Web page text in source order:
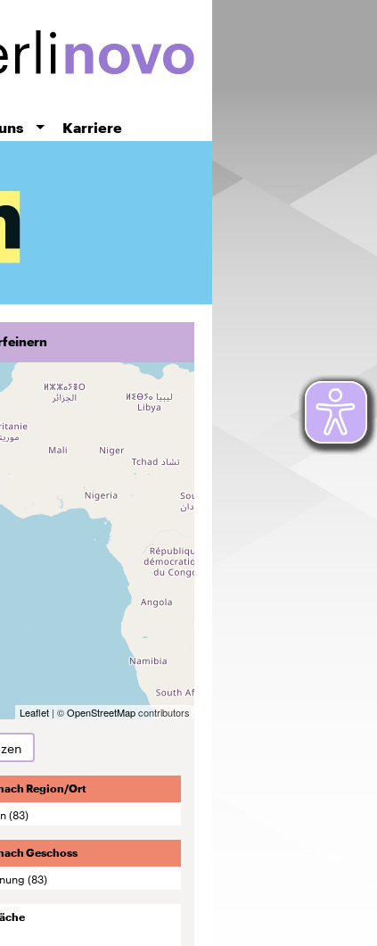
Karriere
Leaflet | ©OpenStreetMapcontributors
Region/Ort
(83)
Geschoss
(83)